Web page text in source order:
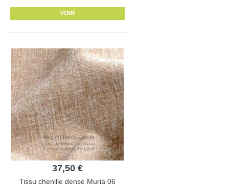
VOIR
37,50 €
Tissu chenille dense Muria 06